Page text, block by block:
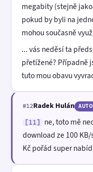
megabity (stejně jako
pokud by byli na
mohou současně
... vás neděsí ta
přetížené? Případně
tuto mou obavu
#12Radek Hulán
[11]
ne, toto mě
download ze 100
Kč pořád super